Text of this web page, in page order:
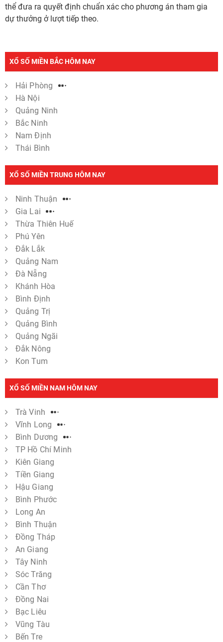
XỔ SỐ MIỀN BẮC HÔM NAY
Hải Phòng
Hà Nội
Quảng Ninh
Bắc Ninh
Nam Định
Thái Bình
XỔ SỐ MIỀN TRUNG HÔM NAY
Ninh Thuận
Gia Lai
Thừa Thiên Huế
Phú Yên
Đắk Lắk
Quảng Nam
Đà Nẵng
Khánh Hòa
Bình Định
Quảng Trị
Quảng Bình
Quảng Ngãi
Đắk Nông
Kon Tum
XỔ SỐ MIỀN NAM HÔM NAY
Trà Vinh
Vĩnh Long
Bình Dương
TP Hồ Chí Minh
Kiên Giang
Tiền Giang
Hậu Giang
Bình Phước
Long An
Bình Thuận
Đồng Tháp
An Giang
Tây Ninh
Sóc Trăng
Cần Thơ
Đồng Nai
Bạc Liêu
Vũng Tàu
Bến Tre
thể đưa ra quyết định chuẩn xác cho phương án tham gia
dự thưởng ở lượt tiếp theo.